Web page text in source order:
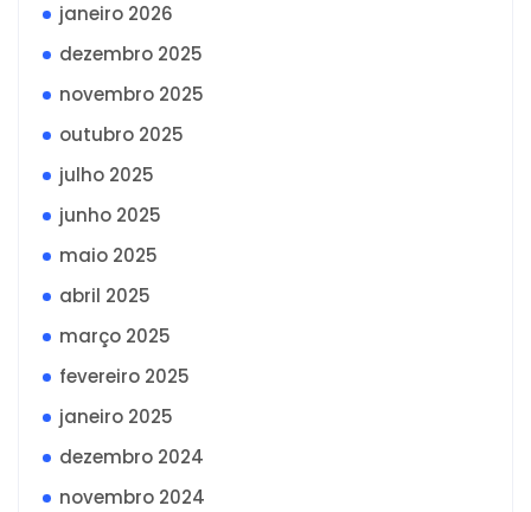
janeiro 2026
dezembro 2025
novembro 2025
outubro 2025
julho 2025
junho 2025
maio 2025
abril 2025
março 2025
fevereiro 2025
janeiro 2025
dezembro 2024
novembro 2024